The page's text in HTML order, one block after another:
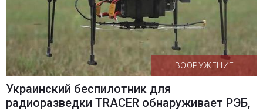
ВООРУЖЕНИЕ
Украинский беспилотник для
радиоразведки TRACER обнаруживает РЭБ,